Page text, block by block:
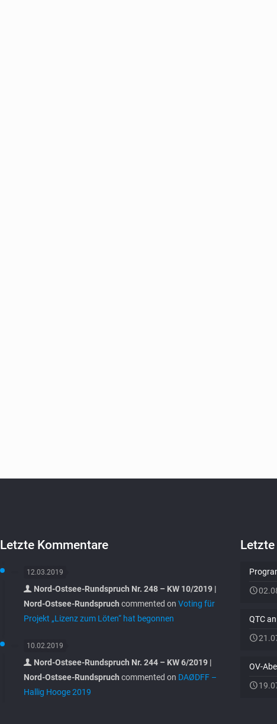
Letzte Kommentare
12.03.2019
Nord-Ostsee-Rundspruch Nr. 248 – KW 10/2019 |
Nord-Ostsee-Rundspruch commented on Voting für
Projekt „Lizenz zum Löten“ hat begonnen
10.02.2019
Nord-Ostsee-Rundspruch Nr. 244 – KW 6/2019 |
Nord-Ostsee-Rundspruch commented on DAØDFF –
Hallig Hooge 2019
QTC
OV-